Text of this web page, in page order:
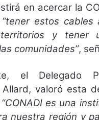
en acercar la
“tener estos cables
y tener
comunidades”,
el Delegado
Allard, valoró esta
“CONADI es una
nuestra región y